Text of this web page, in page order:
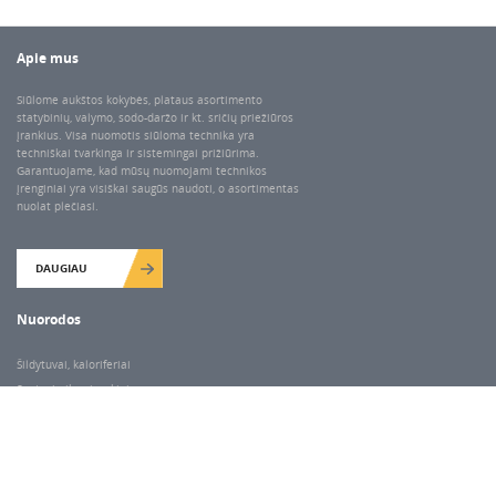
Apie mus
Siūlome aukštos kokybės, plataus asortimento
statybinių, valymo, sodo-daržo ir kt. sričių priežiūros
įrankius. Visa nuomotis siūloma technika yra
techniškai tvarkinga ir sistemingai prižiūrima.
Garantuojame, kad mūsų nuomojami technikos
įrenginiai yra visiškai saugūs naudoti, o asortimentas
nuolat plečiasi.
DAUGIAU
Nuorodos
Šildytuvai, kaloriferiai
Santechnikos įrankiai